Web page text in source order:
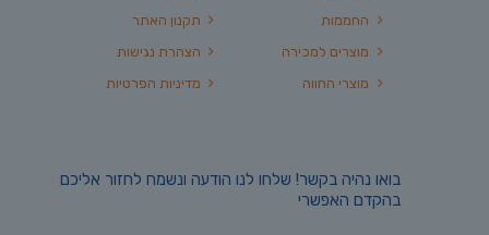
תקנון האתר
הצהרת נגישות
מדיניות הפרטיות
החממות
מוצרים למכירה
מוצרי החווה
בואו נהיה בקשר! שלחו לנו הודעה ונשמח לחזור אליכם
בהקדם האפשרי